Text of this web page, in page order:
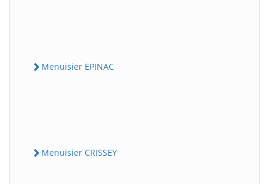
Menuisier EPINAC
Menuisier CRISSEY